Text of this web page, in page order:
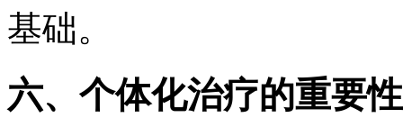
基础。
六、个体化治疗的重要性